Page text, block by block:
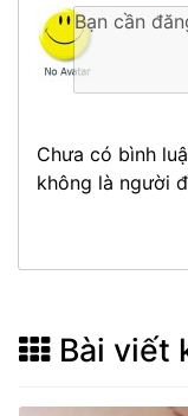
Chưa có bình
không là người
Bài viết